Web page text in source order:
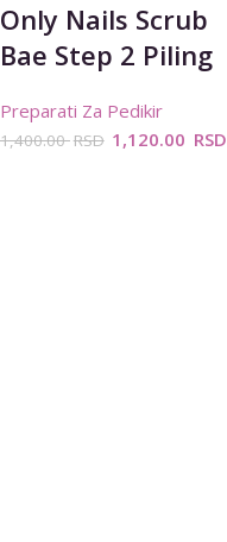
Only Nails Scrub
Bae Step 2 Piling
Preparati Za Pedikir
1,400.00RSD 1,120.00 RSD